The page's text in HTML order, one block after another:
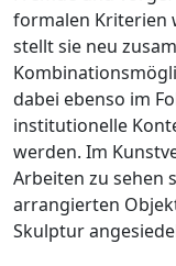
formalen Kriterien
stellt sie neu
dabei ebenso im
institutionelle
werden. Im
Arbeiten zu sehen
arrangierten
Skulptur